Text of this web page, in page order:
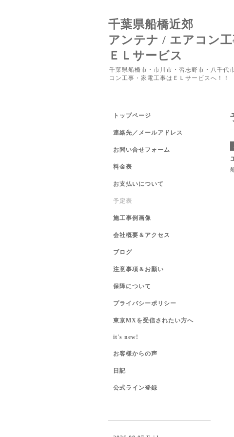
千葉県船橋近郊
アンテナ / エアコン
ＥＬサービス
千葉県船橋市・市川市・習志野市・八千
コン工事・家電工事はＥＬサービスへ！！
トップページ
連絡先／メールアドレス
お問い合せフォーム
料金表
お支払いについて
予定表
施工事例画像
会社概要＆アクセス
ブログ
注意事項＆お願い
保障について
プライバシーポリシー
東京MXを受信されたい方へ
it's new!
お客様からの声
日記
公式ライン登録